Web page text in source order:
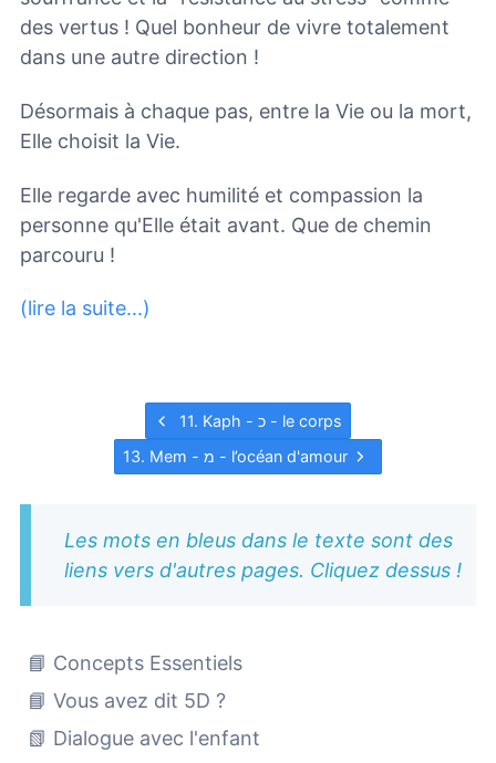
des vertus ! Quel bonheur de vivre totalement
dans une autre direction !
Désormais à chaque pas, entre la Vie ou la mort,
Elle choisit la Vie.
Elle regarde avec humilité et compassion la
personne qu'Elle était avant. Que de chemin
parcouru !
(lire la suite...)
11. Kaph - כ - le corps
13. Mem - מ - l’océan d'amour
Les mots en bleus dans le texte sont des
liens vers d'autres pages. Cliquez dessus !
📘 Concepts Essentiels
📘 Vous avez dit 5D ?
📗 Dialogue avec l'enfant